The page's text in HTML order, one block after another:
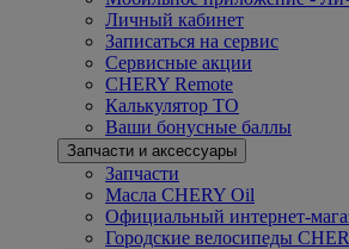
Личный кабинет
Записаться на сервис
Сервисные акции
CHERY Remote
Калькулятор ТО
Ваши бонусные баллы
Запчасти и аксессуары
Запчасти
Масла CHERY Oil
Официальный интернет-
Городские велосипеды